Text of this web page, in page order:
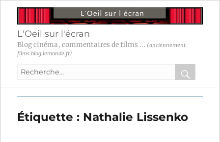
L'Oeil sur l'écran
Blog cinéma, commentaires de films ... (anciennement
films.blog.lemonde.fr)
Recherche
:
OK
Étiquette : Nathalie Lissenko